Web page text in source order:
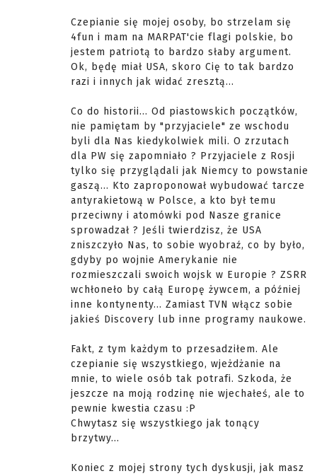
Czepianie się mojej osoby, bo strzelam się
4fun i mam na MARPAT'cie flagi polskie, bo
jestem patriotą to bardzo słaby argument.
Ok, będę miał USA, skoro Cię to tak bardzo
razi i innych jak widać zresztą...
Co do historii... Od piastowskich początków,
nie pamiętam by "przyjaciele" ze wschodu
byli dla Nas kiedykolwiek mili. O zrzutach
dla PW się zapomniało ? Przyjaciele z Rosji
tylko się przyglądali jak Niemcy to powstanie
gaszą... Kto zaproponował wybudować tarcze
antyrakietową w Polsce, a kto był temu
przeciwny i atomówki pod Nasze granice
sprowadzał ? Jeśli twierdzisz, że USA
zniszczyło Nas, to sobie wyobraź, co by było,
gdyby po wojnie Amerykanie nie
rozmieszczali swoich wojsk w Europie ? ZSRR
wchłoneło by całą Europę żywcem, a później
inne kontynenty... Zamiast TVN włącz sobie
jakieś Discovery lub inne programy naukowe.
Fakt, z tym każdym to przesadziłem. Ale
czepianie się wszystkiego, wjeżdżanie na
mnie, to wiele osób tak potrafi. Szkoda, że
jeszcze na moją rodzinę nie wjechałeś, ale to
pewnie kwestia czasu :P
Chwytasz się wszystkiego jak tonący
brzytwy...
Koniec z mojej strony tych dyskusji, jak masz